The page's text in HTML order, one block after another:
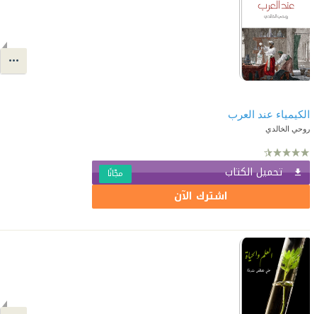
الكيمياء عند العرب
روحي الخالدي
تحميل الكتاب مجّانًا
اشترك الآن